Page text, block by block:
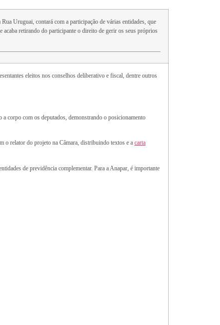
Uruguai, contará com a participação de várias entidades, que
acaba retirando do participante o direito de gerir os seus próprios
eleitos nos conselhos deliberativo e fiscal, dentre outros
corpo com os deputados, demonstrando o posicionamento
o relator do projeto na Câmara, distribuindo textos e a carta
de previdência complementar. Para a Anapar, é importante